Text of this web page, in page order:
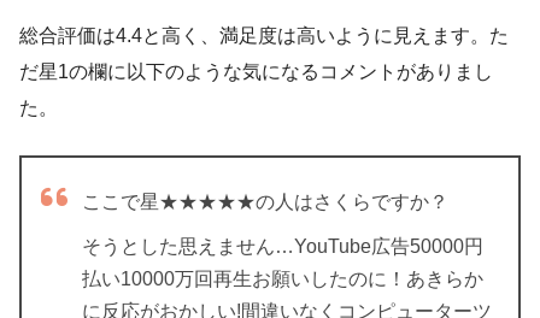
総合評価は4.4と高く、満足度は高いように見えます。た
だ星1の欄に以下のような気になるコメントがありまし
た。
ここで星★★★★★の人はさくらですか？
そうとした思えません…YouTube広告50000円
払い10000万回再生お願いしたのに！あきらか
に反応がおかしい!間違いなくコンピューターツ